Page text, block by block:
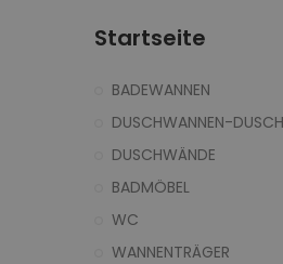
Startseite
BADEWANNEN
DUSCHWANNEN-
DUSCHWÄNDE
BADMÖBEL
WC
WANNENTRÄGER